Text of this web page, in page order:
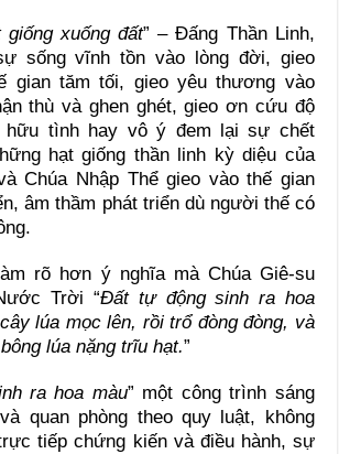
xuống đất” – Đấng Thần Linh,
sống vĩnh tồn vào lòng đời, gieo
gian tăm tối, gieo yêu thương vào
thù và ghen ghét, gieo ơn cứu độ
hữu tình hay vô ý đem lại sự chết
hạt giống thần linh kỳ diệu của
Chúa Nhập Thể gieo vào thế gian
âm thầm phát triển dù người thế có
rõ hơn ý nghĩa mà Chúa Giê-su
Trời “Đất tự động sinh ra hoa
lúa mọc lên, rồi trổ đòng đòng, và
lúa nặng trĩu hạt.”
ra hoa màu” một công trình sáng
quan phòng theo quy luật, không
tiếp chứng kiến và điều hành, sự